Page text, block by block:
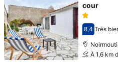
cour
Avec une
8,4 Très
À 1,6 km